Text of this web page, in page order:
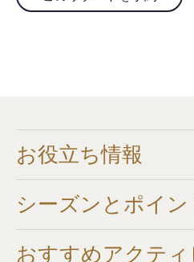
お役立ち情報
シーズンとポイン
おすすめアクティ